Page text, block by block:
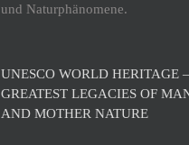
und Naturphänomene.
UNESCO WORLD HERITAGE
GREATEST LEGACIES OF
AND MOTHER NATURE